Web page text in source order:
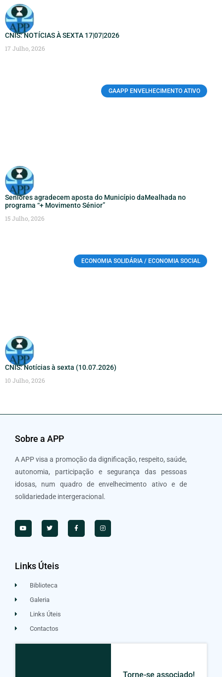
CNIS: NOTÍCIAS À SEXTA 17|07|2026
17 Julho, 2026
GAAPP ENVELHECIMENTO ATIVO
Seniores agradecem aposta do Município daMealhada no
programa “+ Movimento Sénior”
15 Julho, 2026
ECONOMIA SOLIDÁRIA / ECONOMIA SOCIAL
CNIS: Notícias à sexta (10.07.2026)
10 Julho, 2026
Sobre a APP
A APP visa a promoção da dignificação, respeito, saúde,
autonomia, participação e segurança das pessoas
idosas, num quadro de envelhecimento ativo e de
solidariedade intergeracional.
Links Úteis
Biblioteca
Galeria
Links Úteis
Contactos
Torne-se associado!